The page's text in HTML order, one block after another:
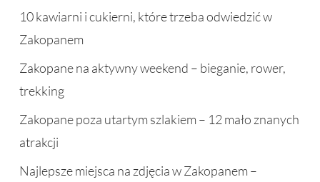
10 kawiarni i cukierni, które trzeba odwiedzić w
Zakopanem
Zakopane na aktywny weekend – bieganie, rower,
trekking
Zakopane poza utartym szlakiem – 12 mało znanych
atrakcji
Najlepsze miejsca na zdjęcia w Zakopanem –